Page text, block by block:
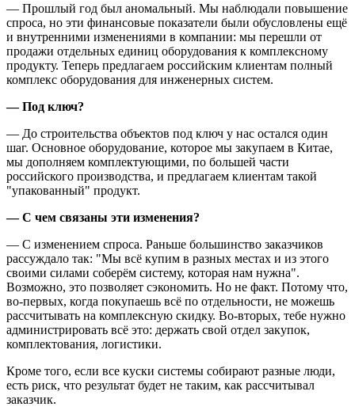
— Прошлый год был аномальный. Мы наблюдали повышение
спроса, но эти финансовые показатели были обусловлены ещё
и внутренними изменениями в компании: мы перешли от
продажи отдельных единиц оборудования к комплексному
продукту. Теперь предлагаем российским клиентам полный
комплекс оборудования для инженерных систем.
— Под ключ?
— До строительства объектов под ключ у нас остался один
шаг. Основное оборудование, которое мы закупаем в Китае,
мы дополняем комплектующими, по большей части
российского производства, и предлагаем клиентам такой
"упакованный" продукт.
— С чем связаны эти изменения?
— С изменением спроса. Раньше большинство заказчиков
рассуждало так: "Мы всё купим в разных местах и из этого
своими силами соберём систему, которая нам нужна".
Возможно, это позволяет сэкономить. Но не факт. Потому что,
во-первых, когда покупаешь всё по отдельности, не можешь
рассчитывать на комплексную скидку. Во-вторых, тебе нужно
администрировать всё это: держать свой отдел закупок,
комплектования, логистики.
Кроме того, если все куски системы собирают разные люди,
есть риск, что результат будет не таким, как рассчитывал
заказчик.